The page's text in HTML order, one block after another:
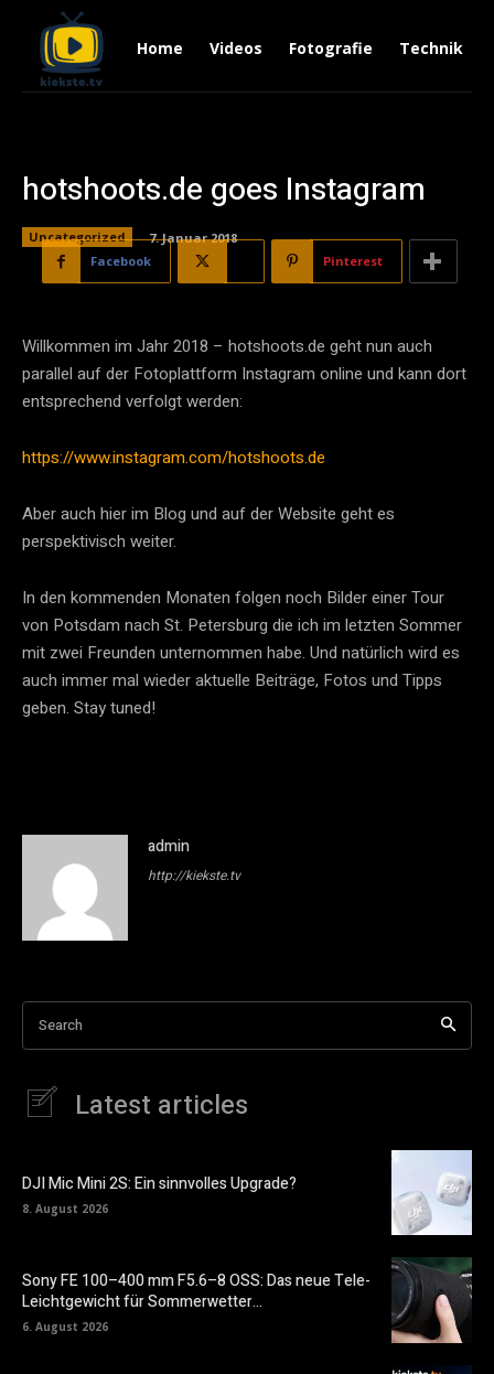
Home Videos Fotografie Technik
hotshoots.de goes Instagram
Uncategorized
7. Januar 2018
Facebook
Pinterest
Willkommen im Jahr 2018 – hotshoots.de geht nun auch
parallel auf der Fotoplattform Instagram online und kann dort
entsprechend verfolgt werden:
https://www.instagram.com/hotshoots.de
Aber auch hier im Blog und auf der Website geht es
perspektivisch weiter.
In den kommenden Monaten folgen noch Bilder einer Tour
von Potsdam nach St. Petersburg die ich im letzten Sommer
mit zwei Freunden unternommen habe. Und natürlich wird es
auch immer mal wieder aktuelle Beiträge, Fotos und Tipps
geben. Stay tuned!
admin
http://kiekste.tv
Search
Latest articles
DJI Mic Mini 2S: Ein sinnvolles Upgrade?
8. August 2026
Sony FE 100–400 mm F5.6–8 OSS: Das neue Tele-
Leichtgewicht für Sommerwetter…
6. August 2026